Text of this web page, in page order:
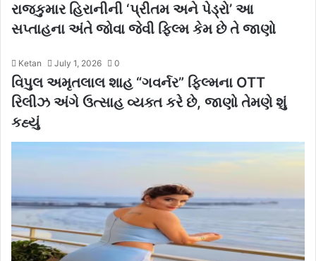
રાજકુમાર હિરાનીની ‘પ્રીતમ અને પેડ્રો’ આ
સપ્તાહના અંતે જોવા જેવી ફિલ્મ કેમ છે તે જાણો
Ketan July 1, 2026 0
વિપુલ અમૃતલાલ શાહ “ગવર્નર” ફિલ્મના OTT
રિલીઝ અંગે ઉત્સાહ વ્યક્ત કરે છે, જાણો તેમણે શું
કહ્યું